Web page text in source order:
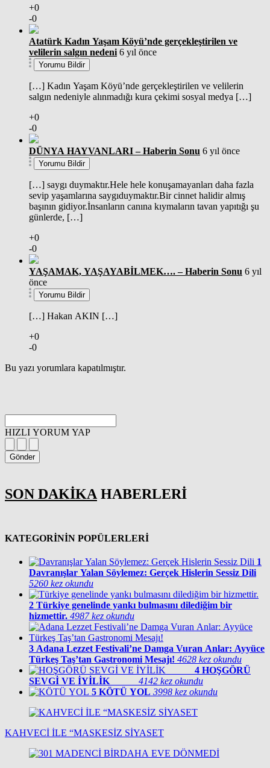
+0
-0
Atatürk Kadın Yaşam Köyü’nde gerçekleştirilen ve
velilerin salgın nedeni 6 yıl önce
Yorumu Bildir
[…] Kadın Yaşam Köyü’nde gerçekleştirilen ve velilerin
salgın nedeniyle alınmadığı kura çekimi sosyal medya […]
+0
-0
DÜNYA HAYVANLARI – Haberin Sonu 6 yıl önce
Yorumu Bildir
[…] saygı duymaktır.Hele hele konuşamayanları daha fazla
sevip yaşamlarına saygıduymaktır.Bir cinnet halidir almış
başının gidiyor.İnsanların canına kıymaların tavan yapıtığı şu
günlerde, […]
+0
-0
YAŞAMAK, YAŞAYABİLMEK…. – Haberin Sonu 6 yıl
önce
Yorumu Bildir
[…] Hakan AKIN […]
+0
-0
Bu yazı yorumlara kapatılmıştır.
HIZLI YORUM YAP
Gönder
SON DAKİKA HABERLERİ
KATEGORİNİN POPÜLERLERİ
1
Davranışlar Yalan Söylemez: Gerçek Hislerin Sessiz Dili
5260 kez okundu
2 Türkiye genelinde yankı bulmasını dilediğim bir
hizmettir. 4987 kez okundu
3 Adana Lezzet Festivali’ne Damga Vuran Anlar: Ayyüce
Türkeş Taş’tan Gastronomi Mesajı! 4628 kez okundu
4 HOŞGÖRÜ
SEVGİ VE İYİLİK
4142 kez okundu
5 KÖTÜ YOL 3998 kez okundu
KAHVECİ İLE “MASKESİZ SİYASET